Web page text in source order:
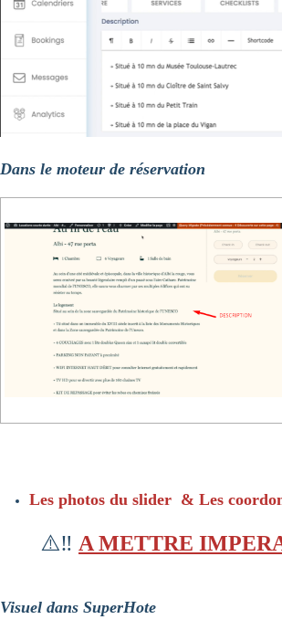
Dans le moteur de réservation
Les photos du slider & Les
⚠️‼️ A METTRE
Visuel dans SuperHote